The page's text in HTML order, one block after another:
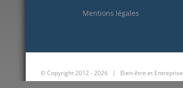
Mentions légales
© Copyright 2012 -2026 | Bien-être et Entreprise